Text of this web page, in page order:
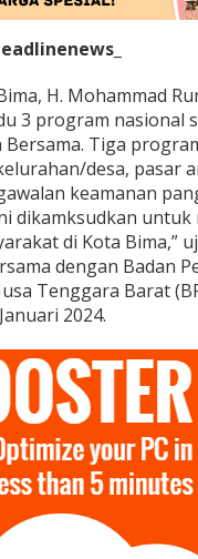
H. Mohammad
3 program nasional
Bersama. Tiga
desa, pasar
keamanan
dikamksudkan
di Kota Bima,”
dengan Badan
Tenggara Barat
2024.